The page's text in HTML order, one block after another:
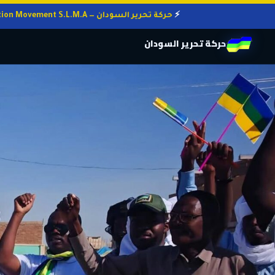
حركة تحرير السودان — Sudan Liberation Movement S.L.M.A
حركة تحرير السودان